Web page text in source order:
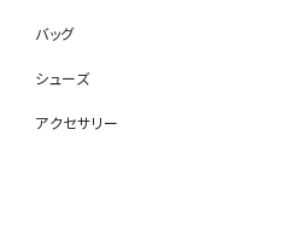
バッグ
シューズ
アクセサリー